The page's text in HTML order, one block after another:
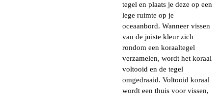
tegel en plaats je deze op een
lege ruimte op je
oceaanbord. Wanneer vissen
van de juiste kleur zich
rondom een koraaltegel
verzamelen, wordt het koraal
voltooid en de tegel
omgedraaid. Voltooid koraal
wordt een thuis voor vissen,